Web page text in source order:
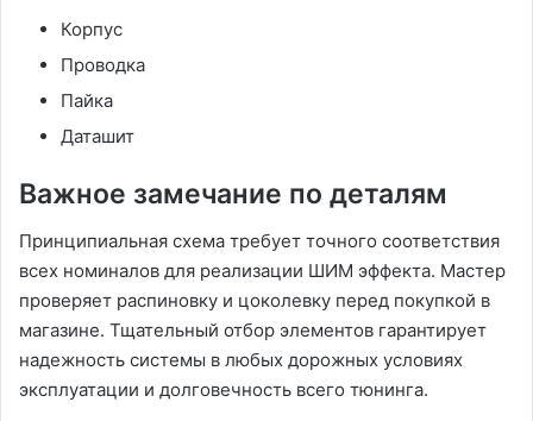
Корпус
Проводка
Пайка
Даташит
Важное замечание по деталям
Принципиальная схема требует точного соответствия
всех номиналов для реализации ШИМ эффекта. Мастер
проверяет распиновку и цоколевку перед покупкой в
магазине. Тщательный отбор элементов гарантирует
надежность системы в любых дорожных условиях
эксплуатации и долговечность всего тюнинга.